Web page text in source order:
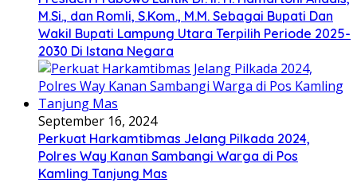
M.Si., dan Romli, S.Kom., M.M. Sebagai Bupati Dan
Wakil Bupati Lampung Utara Terpilih Periode 2025-
2030 Di Istana Negara
September 16, 2024
Perkuat Harkamtibmas Jelang Pilkada 2024,
Polres Way Kanan Sambangi Warga di Pos
Kamling Tanjung Mas